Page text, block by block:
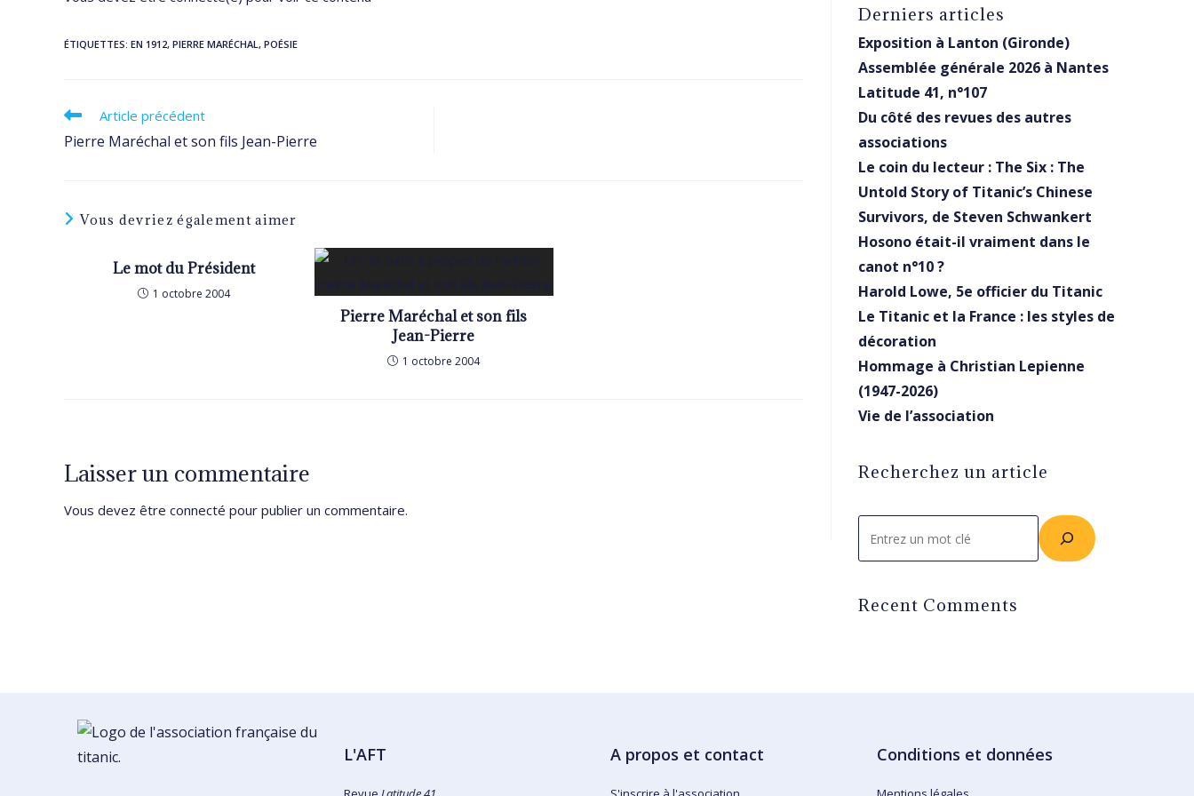
ÉTIQUETTES: EN 1912, PIERRE MARÉCHAL, POÉSIE
Read
articles
Article précédent
Pierre Maréchal et son fils Jean-Pierre
Vous devriez également aimer
Le mot du Président
1 octobre 2004
Pierre Maréchal et son fils
Jean-Pierre
1 octobre 2004
Laisser un commentaire
Vous devez être connecté pour publier un commentaire.
Derniers articles
Exposition à Lanton (Gironde)
Assemblée générale 2026 à Nantes
Latitude 41, n°107
Du côté des revues des autres
associations
Le coin du lecteur : The Six : The
Untold Story of Titanic’s Chinese
Survivors, de Steven Schwankert
Hosono était-il vraiment dans le
canot n°10 ?
Harold Lowe, 5e officier du Titanic
Le Titanic et la France : les styles de
décoration
Hommage à Christian Lepienne
(1947-2026)
Vie de l’association
Recherchez un article
Recent Comments
L'AFT A propos et contact Conditions et données